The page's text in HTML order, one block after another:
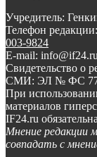
Учредитель:
Телефон редакции:
003-9824
E-mail: info@if24.ru
Свидетельство о
СМИ: ЭЛ № ФС 77
При
материалов
IF24.ru
Мнение редакции
совпадать с